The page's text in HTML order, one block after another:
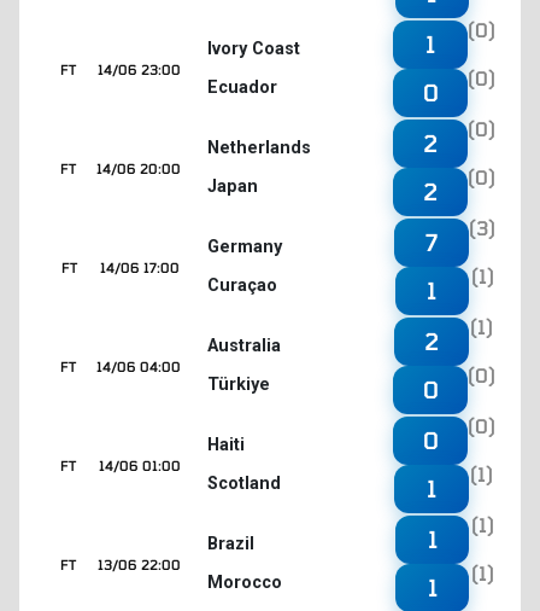
14/06 23:00
FT
Ivory Coast
Ecuador
1
(0)
0
(0)
14/06 20:00
FT
Netherlands
Japan
2
(0)
2
(0)
14/06 17:00
FT
Germany
Curaçao
7
(3)
1
(1)
14/06 04:00
FT
Australia
Türkiye
2
(1)
0
(0)
14/06 01:00
FT
Haiti
Scotland
0
(0)
1
(1)
13/06 22:00
FT
Brazil
Morocco
1
(1)
1
(1)